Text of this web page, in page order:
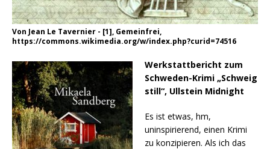
Von Jean Le Tavernier - [1], Gemeinfrei,
https://commons.wikimedia.org/w/index.php?curid=74516
Werkstattbericht zum
Schweden-Krimi „Schweig
still“, Ullstein Midnight
Es ist etwas, hm,
uninspirierend, einen Krimi
zu konzipieren. Als ich das